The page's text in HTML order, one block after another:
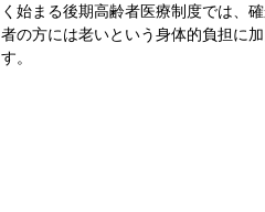
く始まる後期高齢者医療制度では、
者の方には老いという身体的負担に
す。